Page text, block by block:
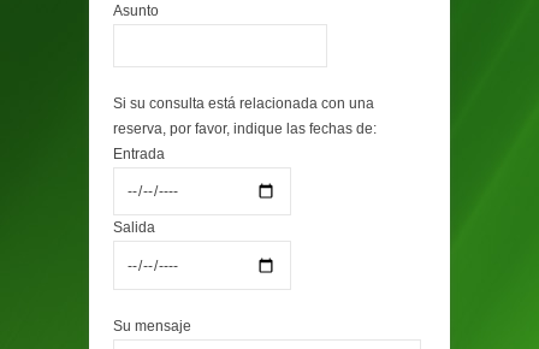
Asunto
Si su consulta está relacionada con una
reserva, por favor, indique las fechas de:
Entrada
Salida
Su mensaje